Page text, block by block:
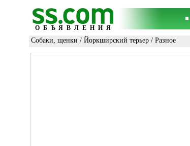
ОБЪЯВЛЕНИЯ
Собаки, щенки / Йоркширский терьер / Разное